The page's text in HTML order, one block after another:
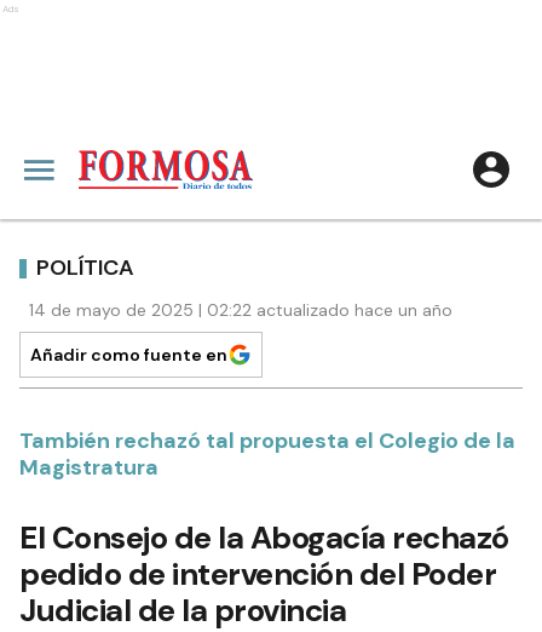
Ads
POLÍTICA
14 de mayo de 2025 | 02:22 actualizado hace un año
Añadir como fuente en
También rechazó tal propuesta el Colegio de la
Magistratura
El Consejo de la Abogacía rechazó
pedido de intervención del Poder
Judicial de la provincia